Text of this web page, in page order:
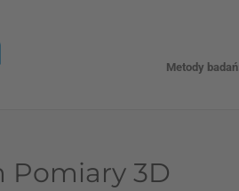
Metody
Pomiary 3D